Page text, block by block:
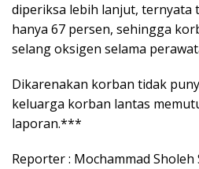
diperiksa lebih lanjut,
hanya 67 persen, sehingga
selang oksigen selama
Dikarenakan korban tidak
keluarga korban lantas
laporan.***
Reporter : Mochammad Sholeh